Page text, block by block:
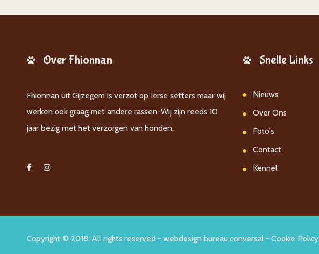
Over Fhionnan
Fhionnan uit Gijzegem is verzot op Ierse setters maar wij
werken ook graag met andere rassen. Wij zijn reeds 10
jaar bezig met het verzorgen van honden.
Snelle Links
Nieuws
Over Ons
Foto's
Contact
Kennel
Copyright © 2018. All rights reserved - webdesign bureau conversal - Cookie Policy